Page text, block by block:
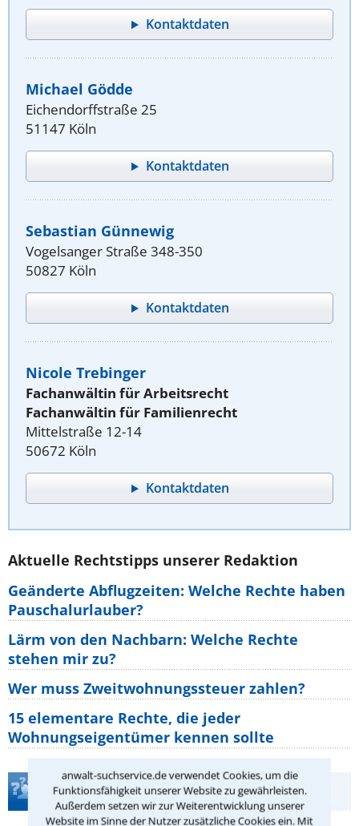
anwalt-suchservice.de verwendet Cookies, um die
Funktionsfähigkeit unserer Website zu gewährleisten.
Außerdem setzen wir zur Weiterentwicklung unserer
Website im Sinne der Nutzer zusätzliche Cookies ein. Mit
Kontaktdaten
Michael Gödde
Eichendorffstraße 25
51147 Köln
Kontaktdaten
Sebastian Günnewig
Vogelsanger Straße 348-350
50827 Köln
Kontaktdaten
Nicole Trebinger
Fachanwältin für Arbeitsrecht
Fachanwältin für Familienrecht
Mittelstraße 12-14
50672 Köln
Kontaktdaten
Aktuelle Rechtstipps unserer Redaktion
Geänderte Abflugzeiten: Welche Rechte haben
Pauschalurlauber?
Lärm von den Nachbarn: Welche Rechte
stehen mir zu?
Wer muss Zweitwohnungssteuer zahlen?
15 elementare Rechte, die jeder
Wohnungseigentümer kennen sollte
Teste Dein Rechtswissen